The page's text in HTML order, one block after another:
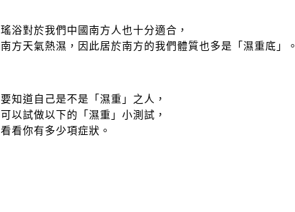
瑤浴對於我們中國南方人也十分適合，
南方天氣熱濕，因此居於南方的我們體質也多是「濕重底」。
要知道自己是不是「濕重」之人，
可以試做以下的「濕重」小測試，
看看你有多少項症狀。